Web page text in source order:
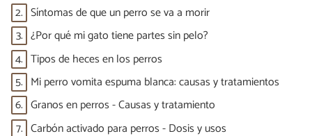
2. Síntomas de que un perro se va a morir
3. ¿Por qué mi gato tiene partes sin pelo?
4. Tipos de heces en los perros
5. Mi perro vomita espuma blanca: causas y tratamientos
6. Granos en perros - Causas y tratamiento
7. Carbón activado para perros - Dosis y usos